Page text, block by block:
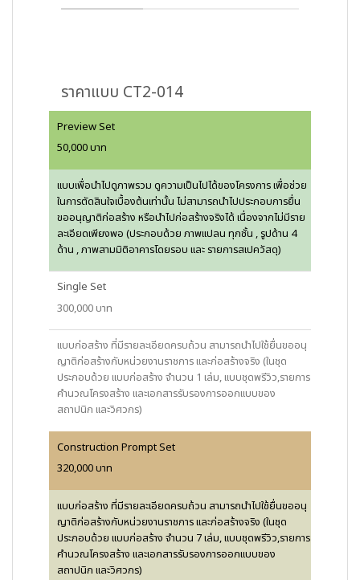
ราคาแบบ CT2-014
Preview Set
50,000 บาท
แบบเพื่อนำไปดูภาพรวม ดูความเป็นไปได้ของโครงการ เพื่อช่วย
ในการตัดสินใจเบื้องต้นเท่านั้น ไม่สามารถนำไปประกอบการยื่น
ขออนุญาติก่อสร้าง หรือนำไปก่อสร้างจริงได้ เนื่องจากไม่มีราย
ละเอียดเพียงพอ (ประกอบด้วย ภาพแปลน ทุกชั้น , รูปด้าน 4
ด้าน , ภาพสามมิติอาคารโดยรอบ และ รายการสเปควัสดุ)
Single Set
300,000 บาท
แบบก่อสร้าง ที่มีรายละเอียดครบถ้วน สามารถนำไปใช้ยื่นขออนุ
ญาติก่อสร้างกับหน่วยงานราชการ และก่อสร้างจริง (ในชุด
ประกอบด้วย แบบก่อสร้าง จำนวน 1 เล่ม, แบบชุดพรีวิว,รายการ
คำนวณโครงสร้าง และเอกสารรับรองการออกแบบของ
สถาปนิก และวิศวกร)
Construction Prompt Set
320,000 บาท
แบบก่อสร้าง ที่มีรายละเอียดครบถ้วน สามารถนำไปใช้ยื่นขออนุ
ญาติก่อสร้างกับหน่วยงานราชการ และก่อสร้างจริง (ในชุด
ประกอบด้วย แบบก่อสร้าง จำนวน 7 เล่ม, แบบชุดพรีวิว,รายการ
คำนวณโครงสร้าง และเอกสารรับรองการออกแบบของ
สถาปนิก และวิศวกร)